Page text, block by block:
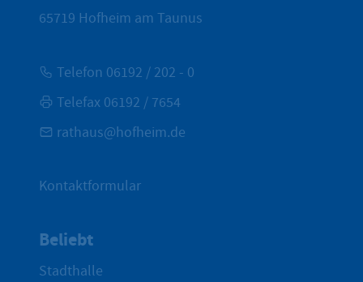
65719 Hofheim am Taunus
Telefon 06192 / 202 - 0
Telefax 06192 / 7654
rathaus@hofheim.de
Kontaktformular
Beliebt
Stadthalle